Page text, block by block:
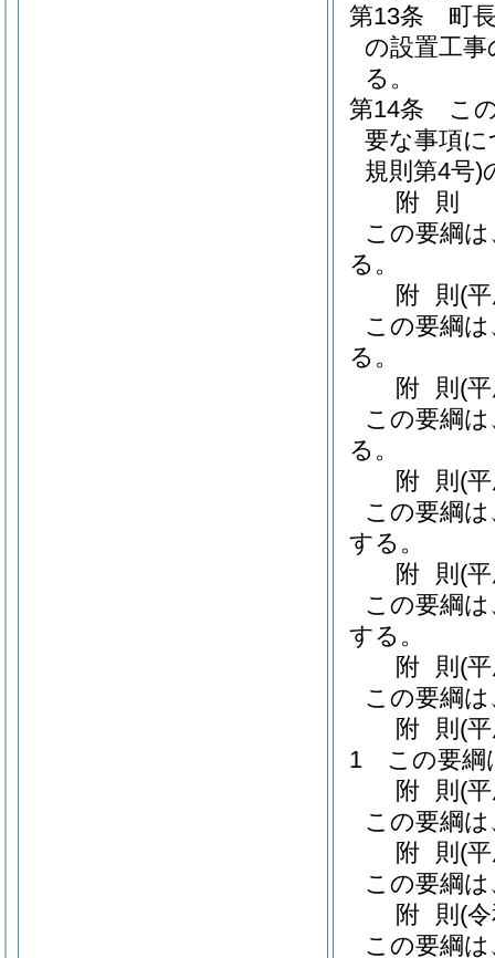
第13条
町
の設置工
る。
第14条
こ
要な事項
規則第4号)
附 則
この要綱
る。
附 則 (
この要綱
る。
附 則 (
この要綱
る。
附 則 (
この要綱
する。
附 則 (
この要綱
する。
附 則 (
この要綱
附 則 (
1
この要綱
附 則 (
この要綱
附 則 (
この要綱
附 則 (
この要綱